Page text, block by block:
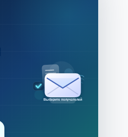
Выберите получателей